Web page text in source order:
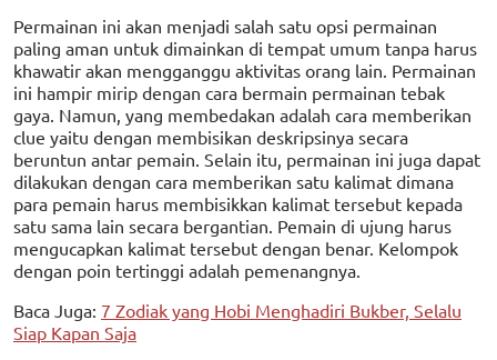
Permainan ini akan menjadi salah satu opsi permainan
paling aman untuk dimainkan di tempat umum tanpa harus
khawatir akan mengganggu aktivitas orang lain. Permainan
ini hampir mirip dengan cara bermain permainan tebak
gaya. Namun, yang membedakan adalah cara memberikan
clue yaitu dengan membisikan deskripsinya secara
beruntun antar pemain. Selain itu, permainan ini juga dapat
dilakukan dengan cara memberikan satu kalimat dimana
para pemain harus membisikkan kalimat tersebut kepada
satu sama lain secara bergantian. Pemain di ujung harus
mengucapkan kalimat tersebut dengan benar. Kelompok
dengan poin tertinggi adalah pemenangnya.
Baca Juga: 7 Zodiak yang Hobi Menghadiri Bukber, Selalu
Siap Kapan Saja